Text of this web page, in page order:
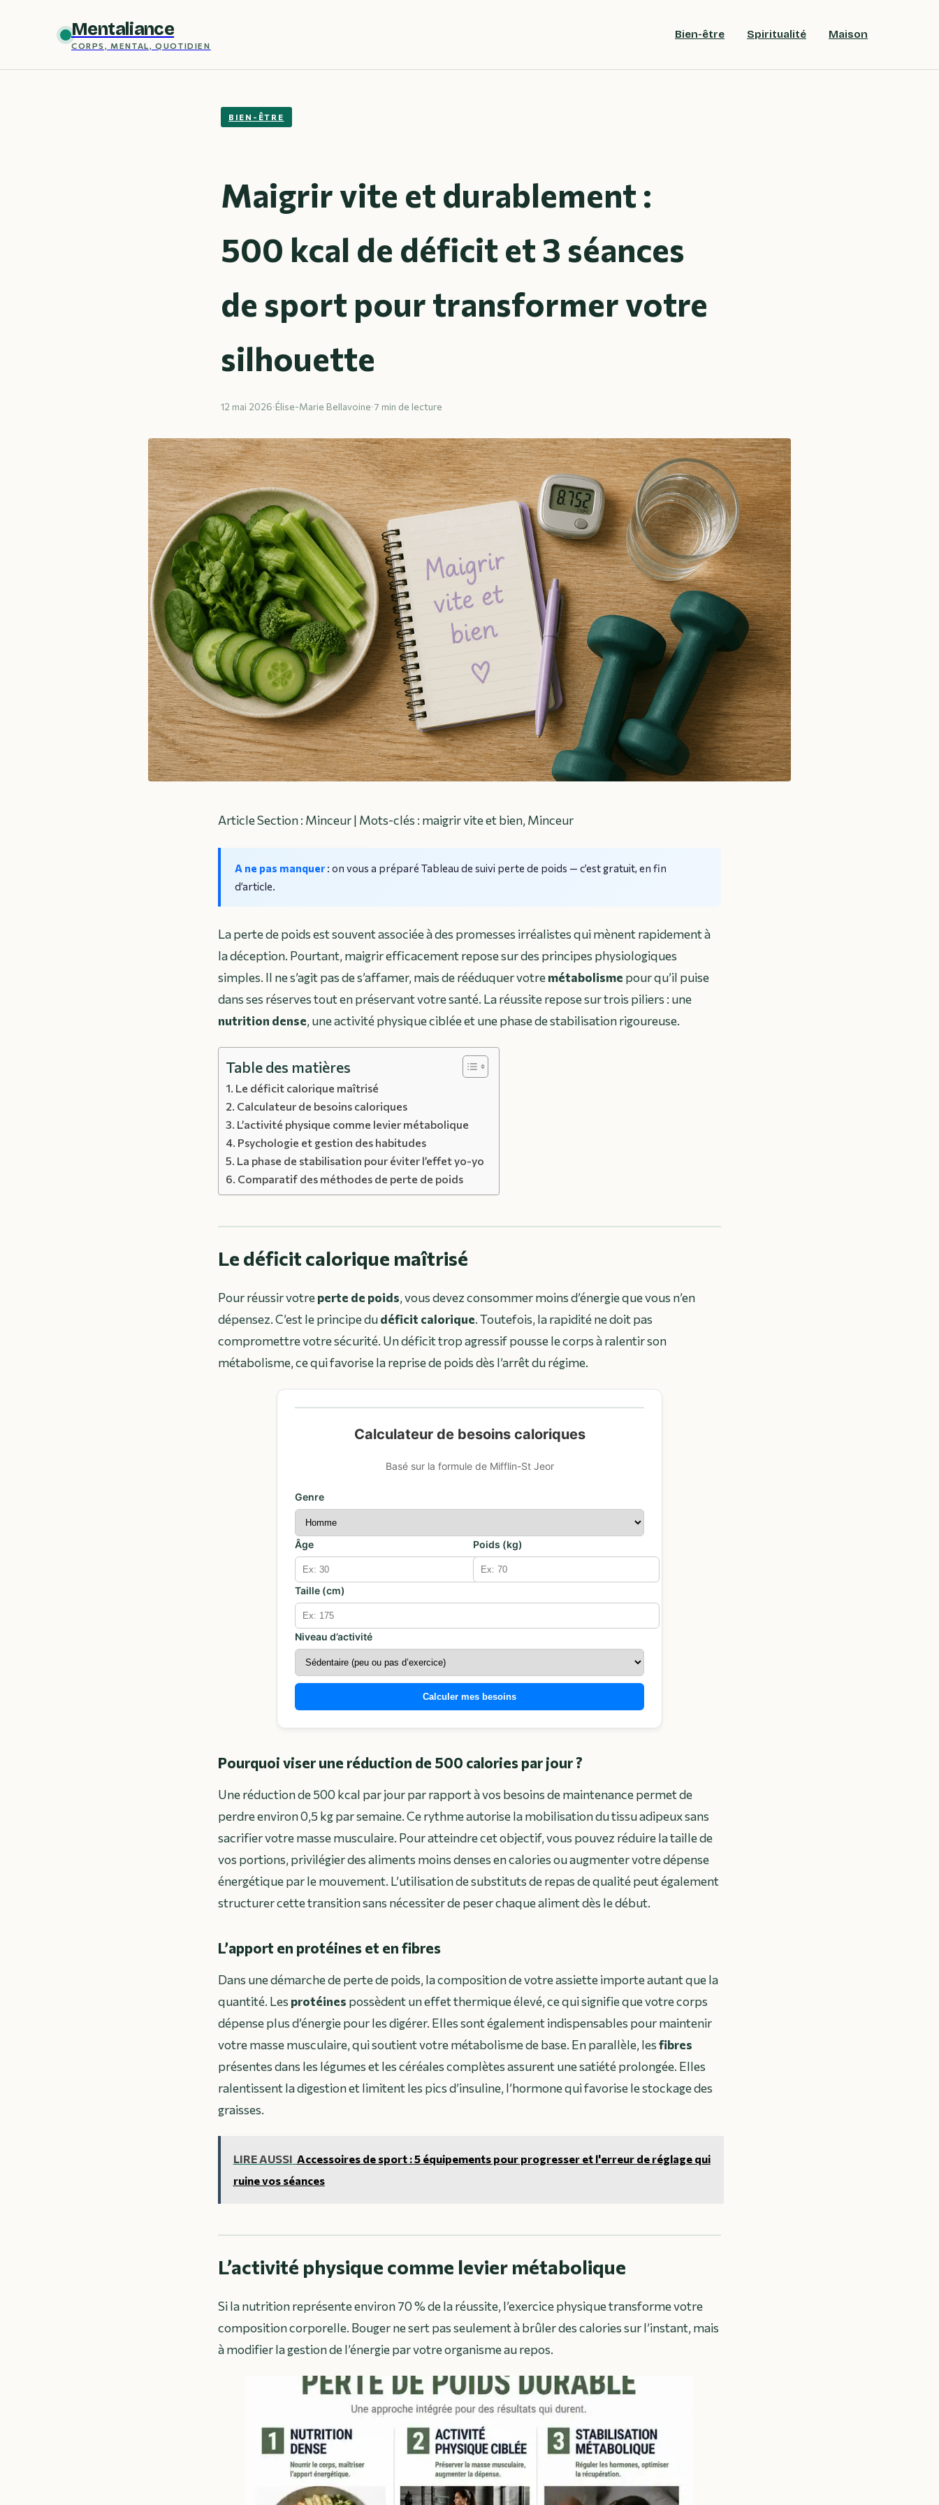
Mentaliance
CORPS, MENTAL, QUOTIDIEN
Bien-être Spiritualité Maison
BIEN-ÊTRE
Maigrir vite et durablement :
500 kcal de déficit et 3 séances
de sport pour transformer votre
silhouette
12 mai 2026·Élise-Marie Bellavoine·7 min de lecture
Article Section : Minceur | Mots-clés : maigrir vite et bien, Minceur
A ne pas manquer : on vous a préparé Tableau de suivi perte de poids — c’est gratuit, en fin
d’article.
La perte de poids est souvent associée à des promesses irréalistes qui mènent rapidement à
la déception. Pourtant, maigrir efficacement repose sur des principes physiologiques
simples. Il ne s’agit pas de s’affamer, mais de rééduquer votremétabolisme pour qu’il puise
dans ses réserves tout en préservant votre santé. La réussite repose sur trois piliers : une
nutrition dense, une activité physique ciblée et une phase de stabilisation rigoureuse.
Table des matières
Le déficit calorique maîtrisé
Calculateur de besoins caloriques
L’activité physique comme levier métabolique
Psychologie et gestion des habitudes
La phase de stabilisation pour éviter l’effet yo-yo
Comparatif des méthodes de perte de poids
Le déficit calorique maîtrisé
Pour réussir votreperte de poids, vous devez consommer moins d’énergie que vous n’en
dépensez. C’est le principe dudéficit calorique. Toutefois, la rapidité ne doit pas
compromettre votre sécurité. Un déficit trop agressif pousse le corps à ralentir son
métabolisme, ce qui favorise la reprise de poids dès l’arrêt du régime.
Calculateur de besoins caloriques
Basé sur la formule de Mifflin-St Jeor
Genre
Âge Poids (kg)
Taille (cm)
Niveau d’activité
Calculer mes besoins
Pourquoi viser une réduction de 500 calories par jour ?
Une réduction de 500 kcal par jour par rapport à vos besoins de maintenance permet de
perdre environ 0,5 kg par semaine. Ce rythme autorise la mobilisation du tissu adipeux sans
sacrifier votre masse musculaire. Pour atteindre cet objectif, vous pouvez réduire la taille de
vos portions, privilégier des aliments moins denses en calories ou augmenter votre dépense
énergétique par le mouvement. L’utilisation de substituts de repas de qualité peut également
structurer cette transition sans nécessiter de peser chaque aliment dès le début.
L’apport en protéines et en fibres
Dans une démarche de perte de poids, la composition de votre assiette importe autant que la
quantité. Lesprotéines possèdent un effet thermique élevé, ce qui signifie que votre corps
dépense plus d’énergie pour les digérer. Elles sont également indispensables pour maintenir
votre masse musculaire, qui soutient votre métabolisme de base. En parallèle, lesfibres
présentes dans les légumes et les céréales complètes assurent une satiété prolongée. Elles
ralentissent la digestion et limitent les pics d’insuline, l’hormone qui favorise le stockage des
graisses.
LIRE AUSSI Accessoires de sport : 5 équipements pour progresser et l'erreur de réglage qui
ruine vos séances
L’activité physique comme levier métabolique
Si la nutrition représente environ 70 % de la réussite, l’exercice physique transforme votre
composition corporelle. Bouger ne sert pas seulement à brûler des calories sur l’instant, mais
à modifier la gestion de l’énergie par votre organisme au repos.